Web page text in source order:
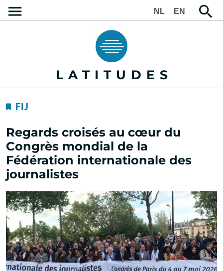
NL EN
LATITUDES
FIJ
Regards croisés au cœur du
Congrès mondial de la
Fédération internationale des
journalistes